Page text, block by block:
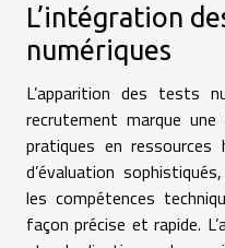
L’intégration
numériques
L’apparition des tests
recrutement marque
pratiques en ressources
d’évaluation
les compétences
façon précise et rapide.